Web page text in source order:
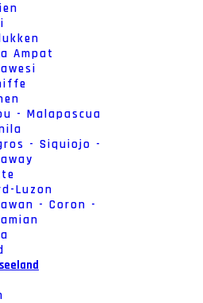
Ampat
- Malapascua
- Siquiojo -
Luzon
- Coron -